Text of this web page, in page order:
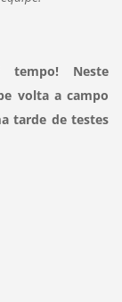
tempo! Neste
volta a campo
tarde de testes